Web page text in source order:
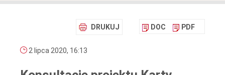
DRUKUJ DOC PDF
2 lipca 2020, 16:13